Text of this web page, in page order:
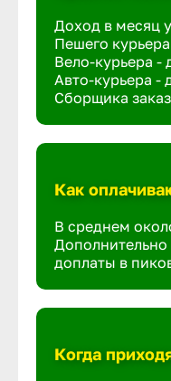
Доход в месяц
Пешего
Вело-курьера -
Авто-курьера -
Сборщика
Как
В среднем
доплаты в
Когда